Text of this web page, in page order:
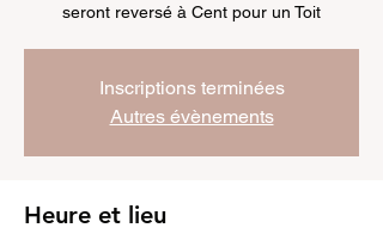
seront reversé à Cent pour un Toit
Inscriptions terminées
Autres évènements
Heure et lieu